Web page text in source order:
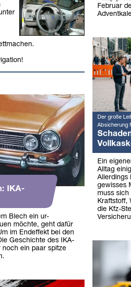
IKA-
Blech ein ur-
möchte, geht dafür
im Endeffekt bei den
Geschichte des IKA-
noch ein paar spitze
Februar
Der große
Absicherung
Ein
Alltag
Allerdings
gewisses
muss
Kraftstoff,
die Kfz-